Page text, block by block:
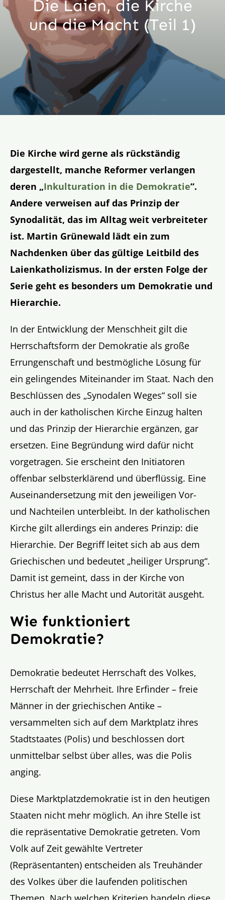
Aktion
Veröffentlichungen
Die Laien, die Kirche
und die Macht (Teil 1)
Die Kirche wird gerne als rückständig
dargestellt, manche Reformer verlangen
deren „Inkulturation in die Demokratie“.
Andere verweisen auf das Prinzip der
Synodalität, das im Alltag weit verbreiteter
ist. Martin Grünewald lädt ein zum
Nachdenken über das gültige Leitbild des
Laienkatholizismus. In der ersten Folge der
Serie geht es besonders um Demokratie und
Hierarchie.
In der Entwicklung der Menschheit gilt die
Herrschaftsform der Demokratie als große
Errungenschaft und bestmögliche Lösung für
ein gelingendes Miteinander im Staat. Nach den
Beschlüssen des „Synodalen Weges“ soll sie
auch in der katholischen Kirche Einzug halten
und das Prinzip der Hierarchie ergänzen, gar
ersetzen. Eine Begründung wird dafür nicht
vorgetragen. Sie erscheint den Initiatoren
offenbar selbsterklärend und überflüssig. Eine
Auseinandersetzung mit den jeweiligen Vor-
und Nachteilen unterbleibt. In der katholischen
Kirche gilt allerdings ein anderes Prinzip: die
Hierarchie. Der Begriff leitet sich ab aus dem
Griechischen und bedeutet „heiliger Ursprung“.
Damit ist gemeint, dass in der Kirche von
Christus her alle Macht und Autorität ausgeht.
Wie funktioniert
Demokratie?
Demokratie bedeutet Herrschaft des Volkes,
Herrschaft der Mehrheit. Ihre Erfinder – freie
Männer in der griechischen Antike –
versammelten sich auf dem Marktplatz ihres
Stadtstaates (Polis) und beschlossen dort
unmittelbar selbst über alles, was die Polis
anging.
Diese Marktplatzdemokratie ist in den heutigen
Staaten nicht mehr möglich. An ihre Stelle ist
die repräsentative Demokratie getreten. Vom
Volk auf Zeit gewählte Vertreter
(Repräsentanten) entscheiden als Treuhänder
des Volkes über die laufenden politischen